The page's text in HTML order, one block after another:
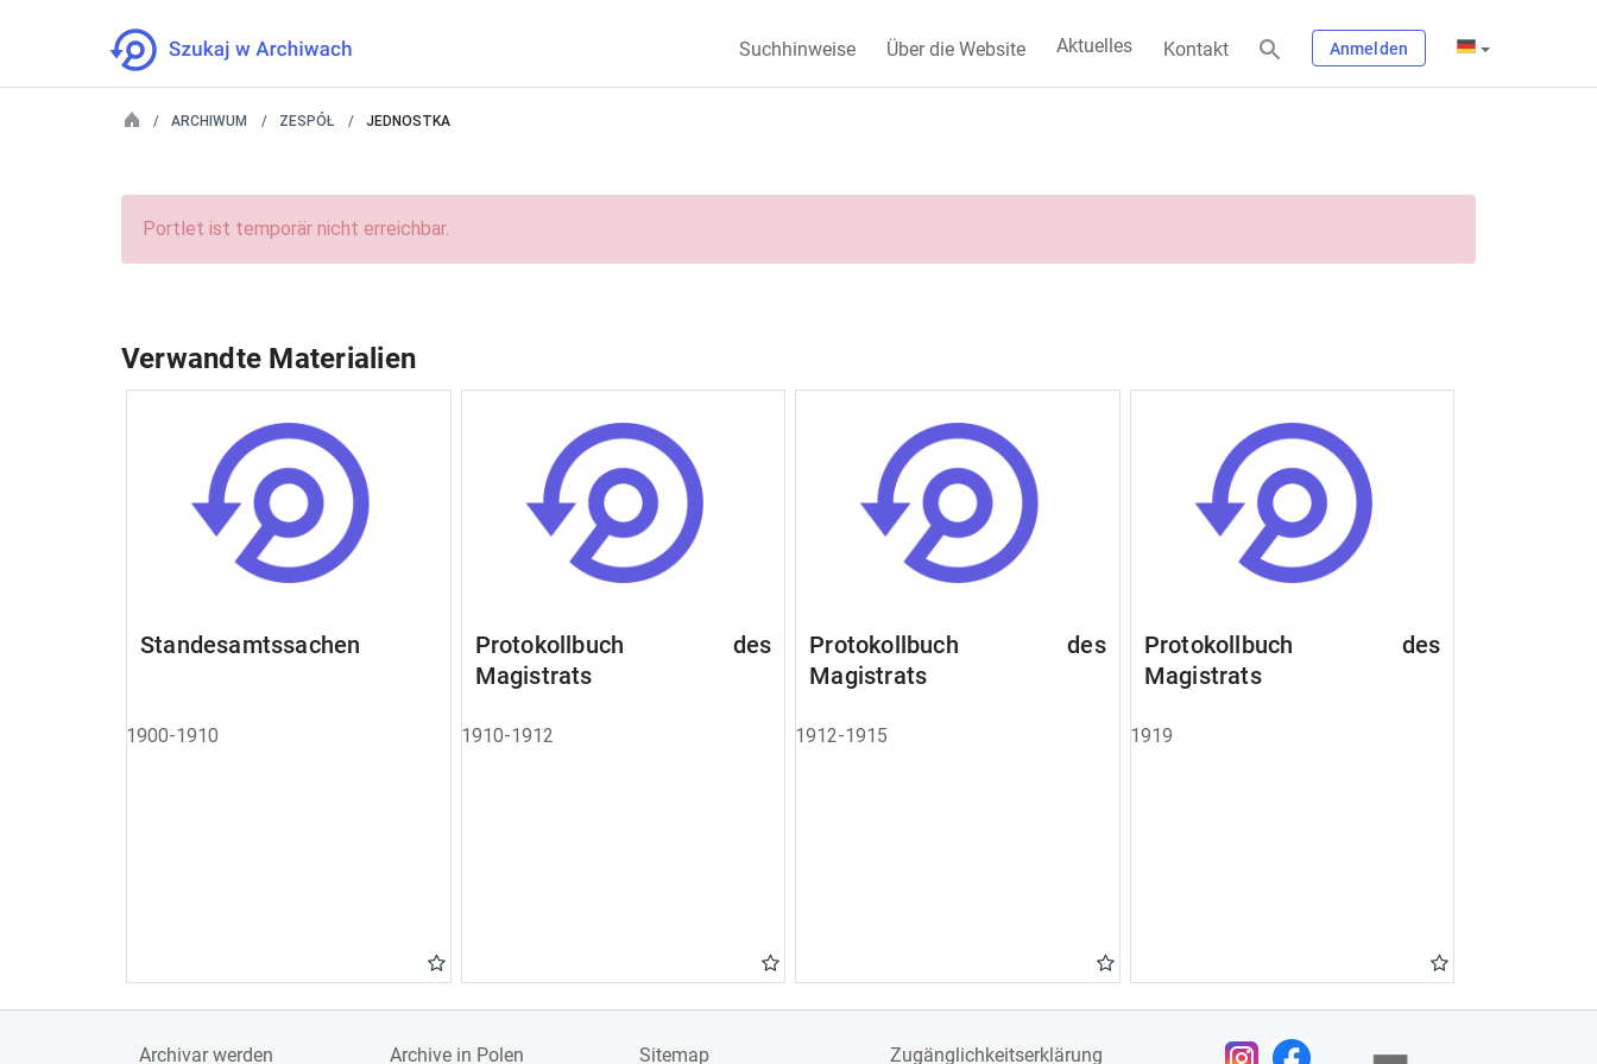
Suchhinweise Über die Website Aktuelles Kontakt Anmelden
ARCHIWUM ZESPÓŁ JEDNOSTKA
Portlet ist temporär nicht erreichbar.
Verwandte Materialien
Standesamtssachen
1900-1910
Protokollbuch des
Magistrats
1910-1912
Protokollbuch des
Magistrats
1912-1915
Protokollbuch des
Magistrats
1919
Archivar werden Archive in Polen Sitemap Zugänglichkeitserklärung